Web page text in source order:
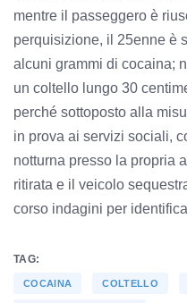
mentre il passeggero è
perquisizione, il 25enne è
alcuni grammi di cocaina;
un coltello lungo 30
perché sottoposto alla
in prova ai servizi sociali,
notturna presso la propria
ritirata e il veicolo
corso indagini per
TAG:
COCAINA COLTELLO